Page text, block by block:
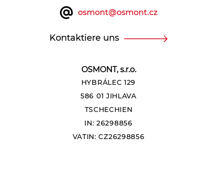
OSMONT, s.r.o.
HYBRÁLEC 129
586 01 JIHLAVA
TSCHECHIEN
IN: 26298856
VATIN: CZ26298856
osmont@osmont.cz
Kontaktiere uns